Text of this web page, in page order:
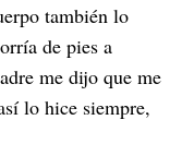
también lo
de pies a
me dijo que me
lo hice siempre,